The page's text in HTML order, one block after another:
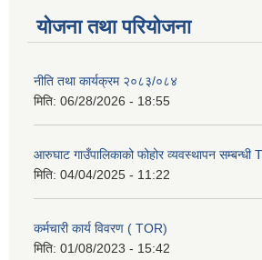
योजना तथा परियोजना
नीति तथा कार्यक्रम २०८३/०८४
मिति: 06/28/2026 - 18:55
आरुघाट गाउँपालिकाको फोहोर व्यवस्थापन सम्बन्धी
मिति: 04/04/2025 - 11:22
कर्मचारी कार्य विवरण ( TOR)
मिति: 01/08/2023 - 15:42